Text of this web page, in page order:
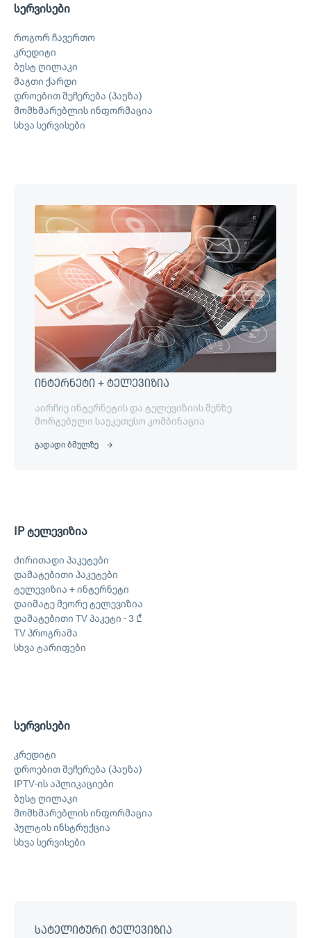
სერვისები
როგორ ჩავერთო
კრედიტი
ბუსტ ღილაკი
მაგთი ქარდი
დროებით შეჩერება (პაუზა)
მომხმარებლის ინფორმაცია
სხვა სერვისები
ინტერნეტი + ტელევიზია
აირჩიე ინტერნეტის და ტელევიზიის შენზე
მორგებული საუკეთესო კომბინაცია
გადადი ბმულზე
IP ტელევიზია
ძირითადი პაკეტები
დამატებითი პაკეტები
ტელევიზია + ინტერნეტი
დაიმატე მეორე ტელევიზია
დამატებითი TV პაკეტი - 3 ₾
TV პროგრამა
სხვა ტარიფები
სერვისები
კრედიტი
დროებით შეჩერება (პაუზა)
IPTV-ის აპლიკაციები
ბუსტ ღილაკი
მომხმარებლის ინფორმაცია
პულტის ინსტრუქცია
სხვა სერვისები
სატელიტური ტელევიზია